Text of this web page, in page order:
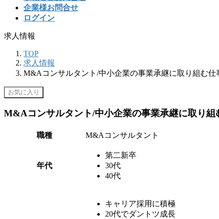
企業様お問合せ
ログイン
求人情報
TOP
求人情報
M&Aコンサルタント/中小企業の事業承継に取り組む仕
お気に入り
M&Aコンサルタント/中小企業の事業承継に取り組
職種 M&Aコンサルタント
年代
第二新卒
30代
40代
キャリア採用に積極
20代でダントツ成長